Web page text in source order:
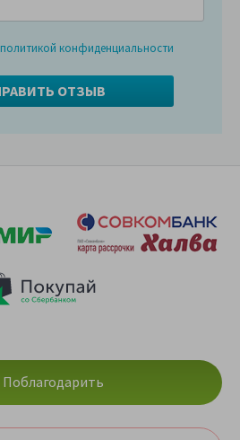
политикой конфиденциальности
Поблагодарить